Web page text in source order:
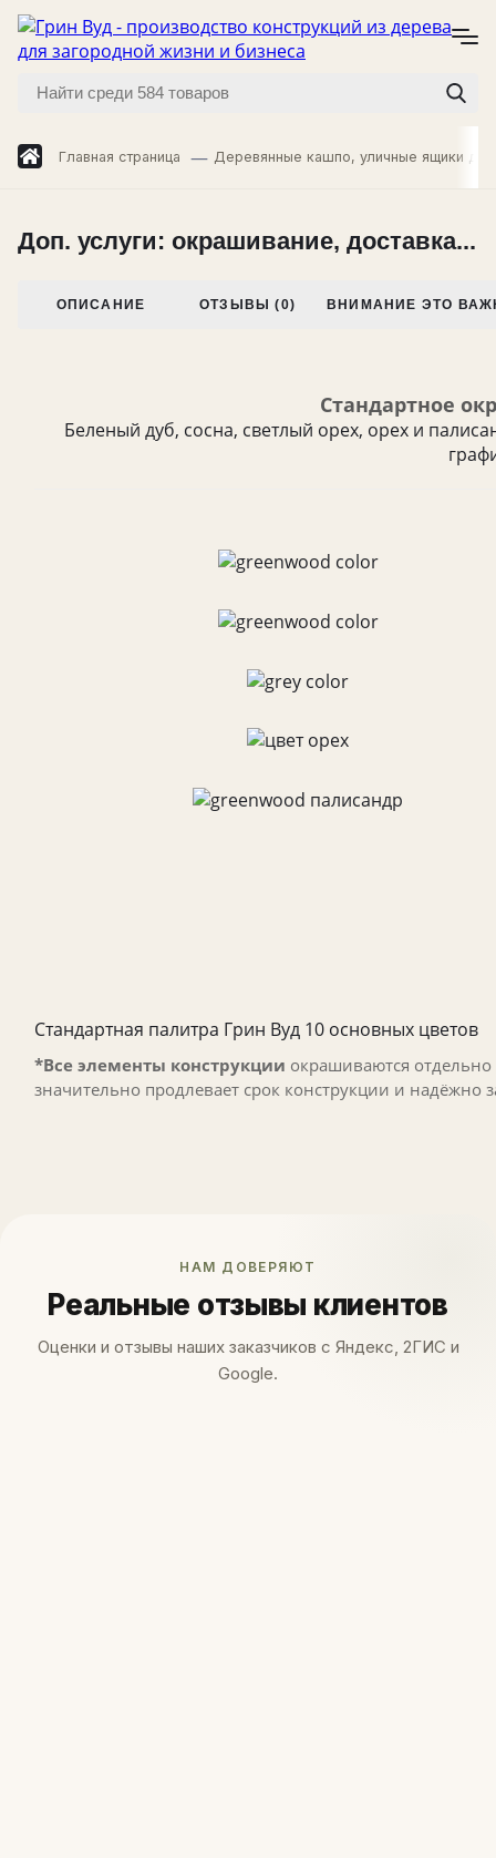
Главная страница Деревянные кашпо, уличные ящики для
Доп. услуги: окрашивание, доставка...
ОПИСАНИЕ ОТЗЫВЫ (0) ВНИМАНИЕ ЭТО
Стандартное
Беленый дуб, сосна, светлый орех, орех и
Стандартная палитра Грин Вуд 10 основных цветов
*Все элементы конструкции окрашиваются
значительно продлевает срок конструкции и
НАМ ДОВЕРЯЮТ
Реальные отзывы клиентов
Оценки и отзывы наших заказчиков с Яндекс, 2ГИС и
Google.